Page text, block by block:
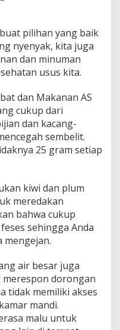
pilihan yang baik
nyenyak, kita juga
dan minuman
usus kita.
dan Makanan AS
cukup dari
dan kacang-
sembelit.
25 gram setiap
kiwi dan plum
meredakan
bahwa cukup
sehingga Anda
mengejan.
air besar juga
dorongan
tidak memiliki akses
mandi.
malu untuk